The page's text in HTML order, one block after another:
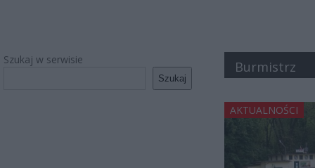
Szukaj w serwisie
Szukaj
Burmistrz
AKTUALNOŚCI